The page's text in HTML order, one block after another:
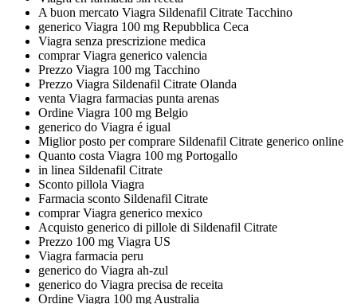
A buon mercato Viagra Sildenafil Citrate Tacchino
generico Viagra 100 mg Repubblica Ceca
Viagra senza prescrizione medica
comprar Viagra generico valencia
Prezzo Viagra 100 mg Tacchino
Prezzo Viagra Sildenafil Citrate Olanda
venta Viagra farmacias punta arenas
Ordine Viagra 100 mg Belgio
generico do Viagra é igual
Miglior posto per comprare Sildenafil Citrate generico online
Quanto costa Viagra 100 mg Portogallo
in linea Sildenafil Citrate
Sconto pillola Viagra
Farmacia sconto Sildenafil Citrate
comprar Viagra generico mexico
Acquisto generico di pillole di Sildenafil Citrate
Prezzo 100 mg Viagra US
Viagra farmacia peru
generico do Viagra ah-zul
generico do Viagra precisa de receita
Ordine Viagra 100 mg Australia